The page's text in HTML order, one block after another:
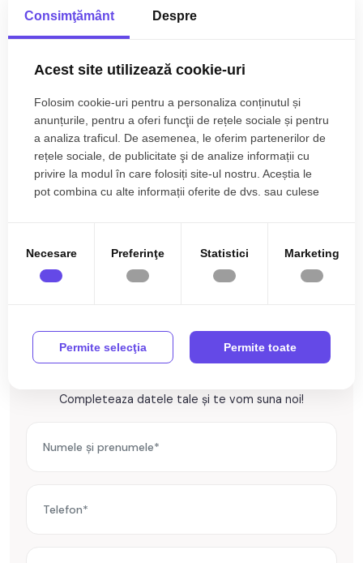
Finisajele interioare sunt moderne:
• Usi interioare: lemn;
• Pereti: vopsea lavabila, faianta;
• Podele: parchet, gresie.
Utilitati si dotari:
• Bucatarie: mobilata, utilata;
• Mobilat: complet;
• Izolatii: exterior, bloc izolat termic;
• Contorizare: apometre, contor gaz, contor curent electric;
hota, masina de spalat rufe, frigider cu congelator, Tv.
Finisat
PVC
Metal
Lemn
Mobilata
Utilata
Apometre
Mai multe specificații
Tudor Tatar
Broker Imobiliar
0785.822.822
Ești interesat de aceasta proprietate ?
Completeaza datele tale și te vom suna noi!
Consimţământ Despre
Acest site utilizează cookie-uri
Folosim cookie-uri pentru a personaliza conținutul și
anunțurile, pentru a oferi funcţii de rețele sociale și pentru
a analiza traficul. De asemenea, le oferim partenerilor de
rețele sociale, de publicitate şi de analize informații cu
privire la modul în care folosiți site-ul nostru. Aceștia le
pot combina cu alte informații oferite de dvs. sau culese
Necesare Preferinţe Statistici Marketing
Permite selecţia Permite toate